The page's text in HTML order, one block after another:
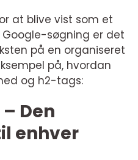
at blive vist som et
søgning er det
på en organiseret
på, hvordan
og h2-tags:
Den
enhver